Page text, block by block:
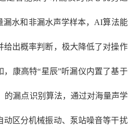
水和非漏水声学样本， AI算法能
给出概率判断，极大降低了对操作
，康高特“星辰”听漏仪内置了基于
的漏点识别算法，通过对海量声学
动区分机械振动、泵站噪音等干扰